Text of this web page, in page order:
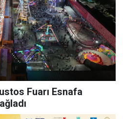
Fuarı Esnafa